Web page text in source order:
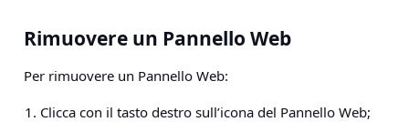
Rimuovere un Pannello Web
Per rimuovere un Pannello Web:
Clicca con il tasto destro sull’icona del Pannello Web;